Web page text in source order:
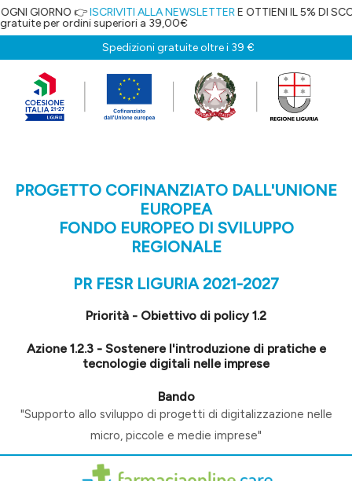
GIORNO 👉ISCRIVITI ALLA NEWSLETTERE OTTIENI IL 5% DI
per ordini superiori a 39,00€
Spedizioni gratuite oltre i 39 €
PROGETTO COFINANZIATO DALL'UNIONE
EUROPEA
FONDO EUROPEO DI SVILUPPO
REGIONALE
PR FESR LIGURIA 2021-2027
Priorità - Obiettivo di policy 1.2
Azione 1.2.3 - Sostenere l'introduzione di pratiche e
tecnologie digitali nelle imprese
Bando
"Supporto allo sviluppo di progetti di digitalizzazione nelle
micro, piccole e medie imprese"